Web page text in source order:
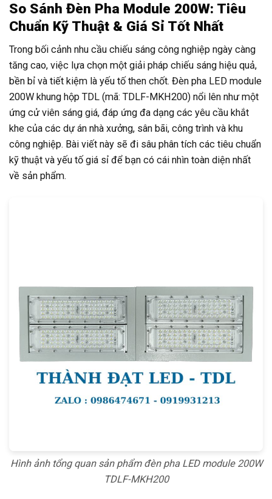
So Sánh Đèn Pha Module 200W: Tiêu
Chuẩn Kỹ Thuật & Giá Sỉ Tốt Nhất
Trong bối cảnh nhu cầu chiếu sáng công nghiệp ngày càng
tăng cao, việc lựa chọn một giải pháp chiếu sáng hiệu quả,
bền bỉ và tiết kiệm là yếu tố then chốt. Đèn pha LED module
200W khung hộp TDL (mã: TDLF-MKH200) nổi lên như một
ứng cử viên sáng giá, đáp ứng đa dạng các yêu cầu khắt
khe của các dự án nhà xưởng, sân bãi, công trình và khu
công nghiệp. Bài viết này sẽ đi sâu phân tích các tiêu chuẩn
kỹ thuật và yếu tố giá sỉ để bạn có cái nhìn toàn diện nhất
về sản phẩm.
Hình ảnh tổng quan sản phẩm đèn pha LED module 200W
TDLF-MKH200